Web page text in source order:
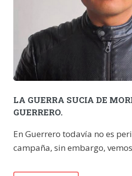
LA GUERRA SUCIA DE
GUERRERO.
En Guerrero todavía no es
campaña, sin embargo,